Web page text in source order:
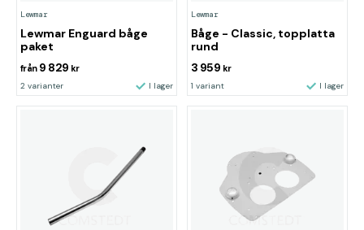
Lewmar
Lewmar Enguard båge
paket
från 9 829 kr
2 varianter I lager
Lewmar
Båge - Classic, topplatta
rund
3 959 kr
1 variant I lager